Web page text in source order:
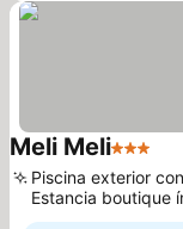
Meli Meli3
Piscina exterior
Estancia boutique
cicládico